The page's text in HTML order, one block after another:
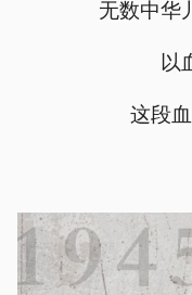
无数中华
以
这段